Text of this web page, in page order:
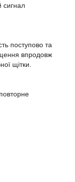
сигнал
поступово та
впродовж
щітки.